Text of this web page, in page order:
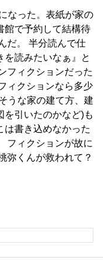
なった。表紙が家の
館で予約して結構待
だ。 半分読んで仕
を読みたいなぁ』と
フィクションだった
ィクションなら多少
うな家の建て方、建
を引いたのかなど)も
は書き込めなかった
フィクションが故に
弥くんが救われて？